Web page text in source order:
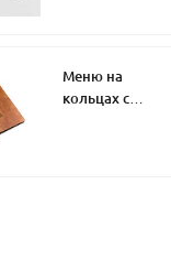
Меню на
кольцах с